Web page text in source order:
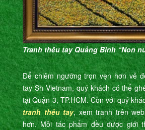
Tranh thêu tay Quảng Bình “Non
Để chiêm ngưỡng trọn vẹn hơn vẻ
tay Sh Vietnam, quý khách có thể
tại Quận 3, TP.HCM. Còn với quý
tranh thêu tay, xem tranh trên
hơn. Mỗi tác phẩm đều được giới